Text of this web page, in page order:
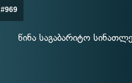
#969
წინა საგაბარიტო